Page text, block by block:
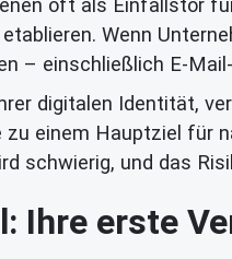
oft als Einfallstor
Wenn
– einschließlich E-
digitalen Identität,
einem Hauptziel für
schwierig, und das
Ihre erste